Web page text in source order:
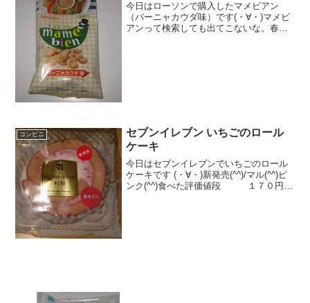
今日はローソンで購入したマメビアン
（バーニャカウダ味）です(・∀・)マメビ
アンって検索しても出てこないな。春日
コンビニ
セブンイレブン いちごのロール
ケーキ
今日はセブンイレブンでいちごのロール
ケーキです (・∀・)新発売(^^)/マル(^^)ピ
ンク(^^)食べた評価値段 １７０円お